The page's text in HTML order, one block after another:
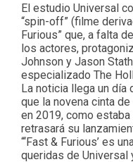
El estudio Universal
“spin-off” (filme
Furious” que, a falta
los actores,
Johnson y Jason
especializado The
La noticia llega un
que la novena cinta
en 2019, como
retrasará su
“‘Fast & Furious’ es
queridas de Universal